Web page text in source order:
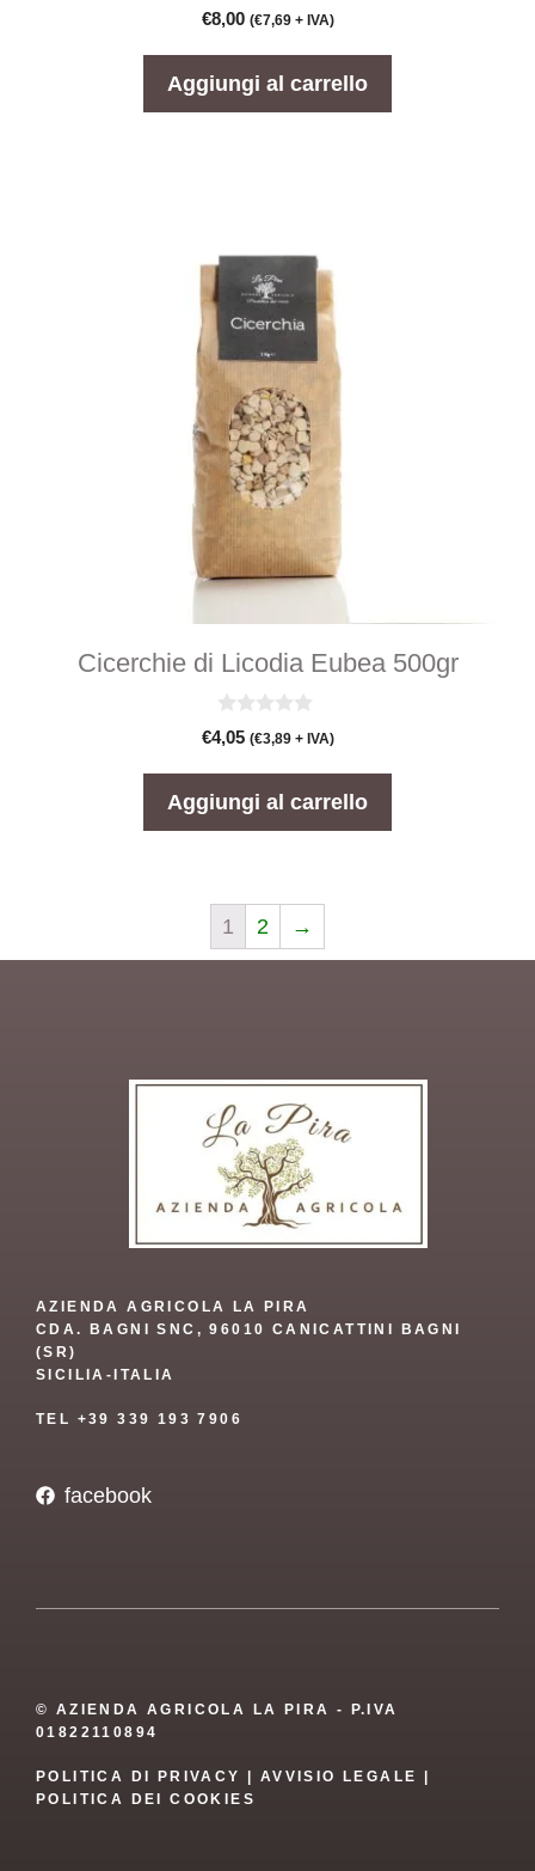
0
s
€8,00 (€7,69+ IVA)
Aggiungi al carrello
Cicerchie di Licodia Eubea 500gr
0
s
€4,05 (€3,89+ IVA)
Aggiungi al carrello
1 2 →
AZIENDA AGRICOLA LA PIRA
CDA. BAGNI SNC, 96010 CANICATTINI BAGNI
(SR)
SICILIA-ITALIA
TEL +39 339 193 7906
facebook
© AZIENDA AGRICOLA LA PIRA - P.IVA
01822110894
POLITICA DI PRIVACY AVVISIO LEGALE
POLITICA DEI COOKIES